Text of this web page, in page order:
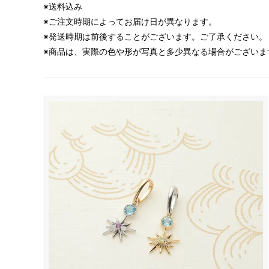
※送料込み
※ご注文時期によってお届け日が異なります。
※発送時期は前後することがございます。ご了承ください。
※商品は、実際の色や形が写真と多少異なる場合がござい